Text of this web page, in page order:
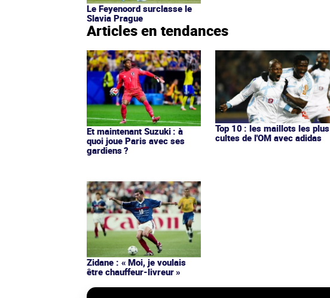
Le Feyenoord surclasse le
Slavia Prague
Articles en tendances
Et maintenant Suzuki : à
quoi joue Paris avec ses
gardiens ?
Top 10 : les maillots les plus
cultes de l'OM avec adidas
Zidane : « Moi, je voulais
être chauffeur-livreur »